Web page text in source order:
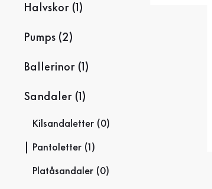
Halvskor (1)
Pumps (2)
Ballerinor (1)
Sandaler (1)
Kilsandaletter (0)
Pantoletter (1)
Platåsandaler (0)